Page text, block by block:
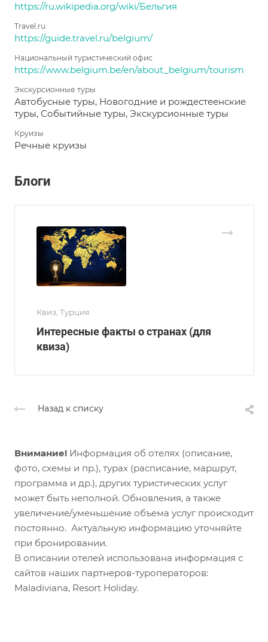
https://ru.wikipedia.org/wiki/Бельгия
Travel.ru
https://guide.travel.ru/belgium/
Национальный туристический офис
https://www.belgium.be/en/about_belgium/tourism
Экскурсионные туры
Автобусные туры, Новогодние и рождестеенские
туры, Событийные туры, Экскурсионные туры
Круизы
Речные круизы
Блоги
Квиз, Турция
Интересные факты о странах (для
квиза)
Назад к списку
Внимание! Информация об отелях (описание,
фото, схемы и пр.), турах (расписание, маршрут,
программа и др.), других туристических услуг
может быть неполной. Обновления, а также
увеличение/уменьшение объема услуг происходит
постоянно. Актуальную информацию уточняйте
при бронировании.
В описании отелей использована информация с
сайтов наших партнеров-туроператоров:
Maladiviana, Resort Holiday.